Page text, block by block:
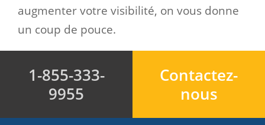
augmenter votre visibilité, on vous donne
un coup de pouce.
1-855-333-
9955
Contactez-
nous